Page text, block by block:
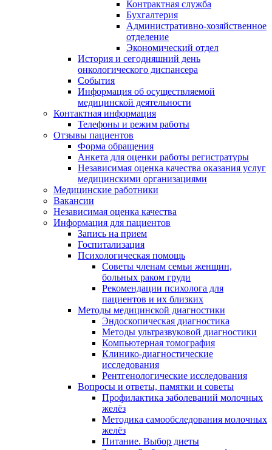
Контрактная служба
Бухгалтерия
Административно-хозяйственное
отделение
Экономический отдел
История и сегодняшний день
онкологического диспансера
События
Информация об осуществляемой
медицинской деятельности
Контактная информация
Телефоны и режим работы
Отзывы пациентов
Форма обращения
Анкета для оценки работы регистратуры
Независимая оценка качества оказания услуг
медицинскими организациями
Медицинские работники
Вакансии
Независимая оценка качества
Информация для пациентов
Запись на прием
Госпитализация
Психологическая помощь
Советы членам семьи женщин,
больных раком груди
Рекомендации психолога для
пациентов и их близких
Методы медицинской диагностики
Эндоскопическая диагностика
Методы ультразвуковой диагностики
Компьютерная томография
Клинико-диагностические
исследования
Рентгенологические исследования
Вопросы и ответы, памятки и советы
Профилактика заболеваний молочных
желёз
Методика самообследования молочных
желёз
Питание. Выбор диеты